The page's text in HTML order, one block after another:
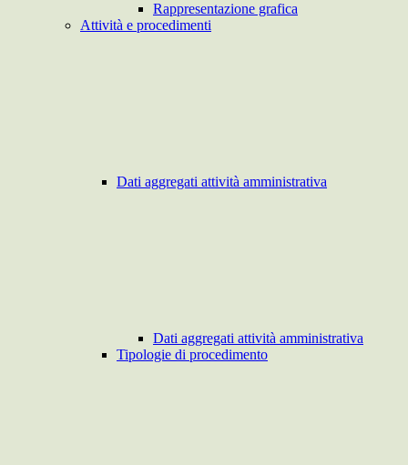
Rappresentazione grafica
Attività e procedimenti
Dati aggregati attività amministrativa
Dati aggregati attività amministrativa
Tipologie di procedimento